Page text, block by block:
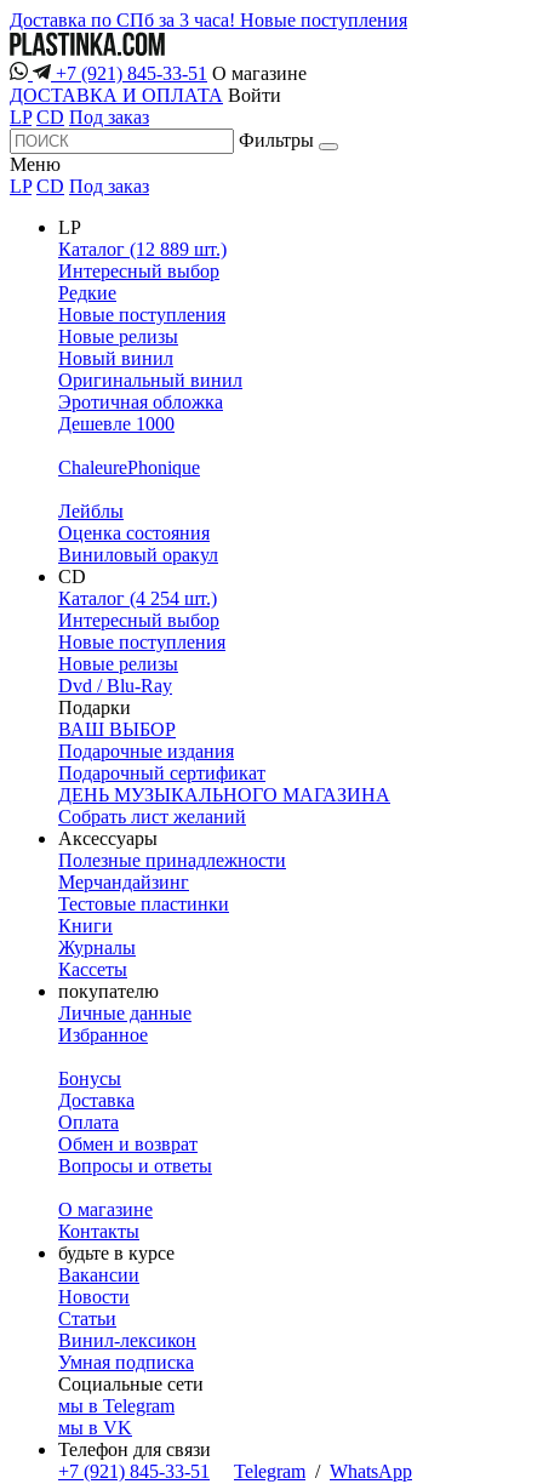
Доставка по СПб за 3 часа! Новые поступления
+7 (921) 845-33-51 О магазине
ДОСТАВКА И ОПЛАТА Войти
LP CD Под заказ
Фильтры
Меню
LP CD Под заказ
LP
Каталог (12 889 шт.)
Интересный выбор
Редкие
Новые поступления
Новые релизы
Новый винил
Оригинальный винил
Эротичная обложка
Дешевле 1000
ChaleurePhonique
Лейблы
Оценка состояния
Виниловый оракул
CD
Каталог (4 254 шт.)
Интересный выбор
Новые поступления
Новые релизы
Dvd / Blu-Ray
Подарки
ВАШ ВЫБОР
Подарочные издания
Подарочный сертификат
ДЕНЬ МУЗЫКАЛЬНОГО МАГАЗИНА
Собрать лист желаний
Аксессуары
Полезные принадлежности
Мерчандайзинг
Тестовые пластинки
Книги
Журналы
Кассеты
покупателю
Личные данные
Избранное
Бонусы
Доставка
Оплата
Обмен и возврат
Вопросы и ответы
О магазине
Контакты
будьте в курсе
Вакансии
Новости
Статьи
Винил-лексикон
Умная подписка
Социальные сети
мы в Telegram
мы в VK
Телефон для связи
+7 (921) 845-33-51
Telegram / WhatsApp